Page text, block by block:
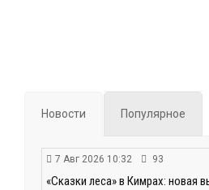
Новости Популярное
7 Авг 2026 10:32 93
«Сказки леса» в Кимрах: новая